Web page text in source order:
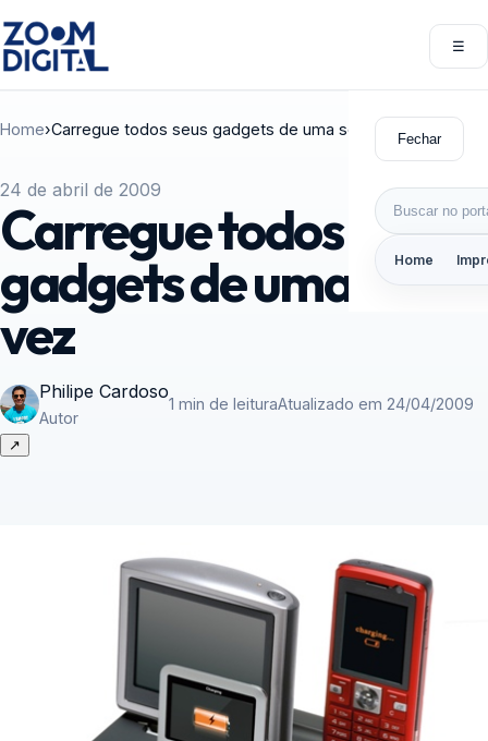
☰
Fechar
Buscar por:
Home
Home›Carregue todos seus gadgets de uma só vez
24 de abril de 2009
Carregue todos seus
gadgets de uma só
vez
Philipe Cardoso
Autor
1 min de leituraAtualizado em 24/04/2009
↗